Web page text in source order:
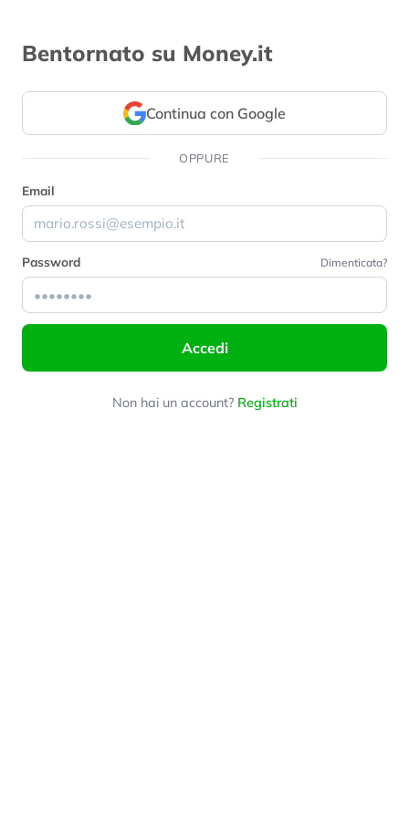
Bentornato su Money.it
Continua con Google
OPPURE
Email
Password Dimenticata?
Accedi
Non hai un account? Registrati